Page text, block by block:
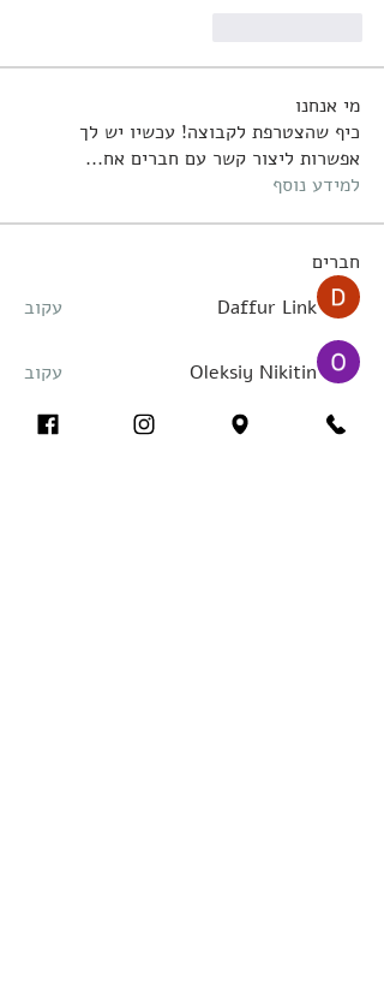
מי אנחנו
כיף שהצטרפת לקבוצה! עכשיו יש לך
אפשרות ליצור קשר עם חברים אח...
למידע נוסף
חברים
Daffur Link
עקוב
Oleksiy Nikitin עקוב
Elowen Morrison עקוב